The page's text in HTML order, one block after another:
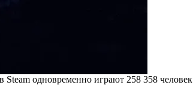
Steam одновременно играют 258 358